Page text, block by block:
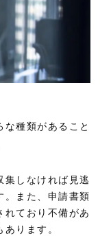
種類があること
集しなければ見逃
。また、申請書類
ており不備があ
ります。